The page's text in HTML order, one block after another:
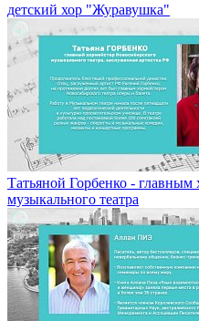
детский хор "Журавушка"
Татьяной Горбенко -
музыкального театра